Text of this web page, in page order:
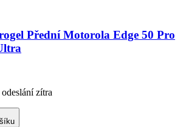
Přední Motorola Edge 50 Pro
zítra